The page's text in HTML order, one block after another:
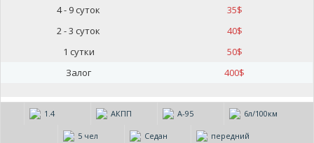
4 - 9 суток
35$
2 - 3 суток
40$
1 сутки
50$
Залог
400$
1.4 АКПП А-95 6л/100км
5 чел Седан передний